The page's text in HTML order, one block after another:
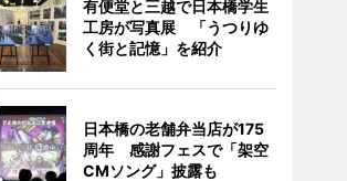
有便堂と三越で日本橋学生
工房が写真展 「うつりゆ
く街と記憶」を紹介
日本橋の老舗弁当店が175
周年 感謝フェスで「架空
CMソング」披露も